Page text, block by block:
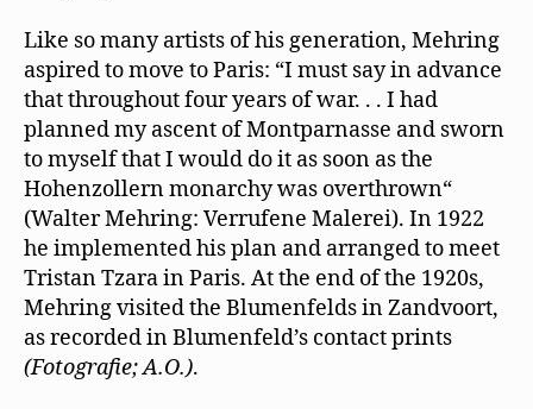
Like so many artists of his generation, Mehring
aspired to move to Paris: “I must say in advance
that throughout four years of war. . . I had
planned my ascent of Montparnasse and sworn
to myself that I would do it as soon as the
Hohenzollern monarchy was overthrown“
(Walter Mehring: Verrufene Malerei). In 1922
he implemented his plan and arranged to meet
Tristan Tzara in Paris. At the end of the 1920s,
Mehring visited the Blumenfelds in Zandvoort,
as recorded in Blumenfeld’s contact prints
(Fotografie; A.O.).